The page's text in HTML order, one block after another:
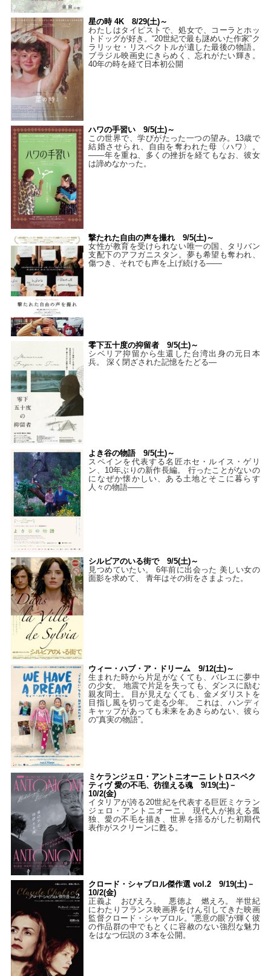
星の時 4K 8/29(土)～
わたしはタイピストで、処⼥で、コーラとホッ
トドッグが好き。“20世紀で最も謎めいた作家”ク
ラリッセ・リスペクトルが遺した最後の物語。
ブラジル映画史にきらめく、忘れがたい輝き。
40年の時を経て⽇本初公開
ハワの手習い 9/5(土)～
この世界で、学びがたった一つの望み。13歳で
結婚させられ、自由を奪われた母〈ハワ〉。
——年を重ね、多くの挫折を経てもなお、彼女
は諦めなかった。
撃たれた自由の声を撮れ 9/5(土)～
女性が教育を受けられない唯一の国、タリバン
支配下のアフガニスタン。夢も希望も奪われ、
傷つき、それでも声を上げ続ける——
零下五十度の抑留者 9/5(土)～
シベリア抑留から生還した台湾出身の元日本
兵。 深く閉ざされた記憶をたどる—
よき谷の物語 9/5(土)～
スペインを代表する名匠ホセ・ルイス・ゲリ
ン、10年ぶりの新作長編。 行ったことがないの
になぜか懐かしい、ある土地とそこに暮らす
人々の物語――
シルビアのいる街で 9/5(土)～
見つめていたい。 6年前に出会った 美しい女の
面影を求めて、 青年はその街をさまよった。
ウィー・ハブ・ア・ドリーム 9/12(土)～
生まれた時から片足がなくても、バレエに夢中
の少女。 地震で片足を失っても、ダンスに励む
親友同士。 目が見えなくても、金メダリストを
目指し風を切って走る少年。 これは、ハンディ
キャップがあっても未来をあきらめない、彼ら
の“真実の物語”。
ミケランジェロ・アントニオーニ レトロスペク
ティヴ 愛の不毛、彷徨える魂 9/19(土)－
10/2(金)
イタリアが誇る20世紀を代表する巨匠ミケラン
ジェロ・アントニオーニ。 現代人が抱える孤
独、愛の不毛を描き、世界を揺るがした初期代
表作がスクリーンに甦る。
クロード・シャブロル傑作選 vol.2 9/19(土)－
10/2(金)
正義よ おびえろ。 悪徳よ 燃えろ。 半世紀
にわたりフランス映画界をけん引してきた映画
監督クロード・シャブロル。“悪意の眼”が輝く彼
の作品群の中でもとくに容赦のない強烈な魅力
をはなつ伝説の３本を公開。